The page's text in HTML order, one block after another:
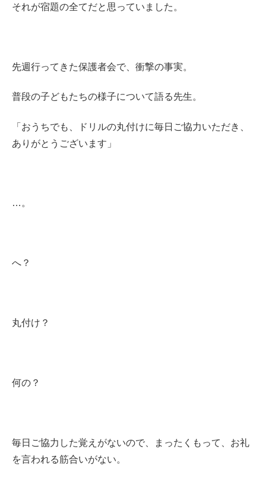
それが宿題の全てだと思っていました。
先週行ってきた保護者会で、衝撃の事実。
普段の子どもたちの様子について語る先生。
「おうちでも、ドリルの丸付けに毎日ご協力いただき、
ありがとうございます」
…。
へ？
丸付け？
何の？
毎日ご協力した覚えがないので、まったくもって、お礼
を言われる筋合いがない。